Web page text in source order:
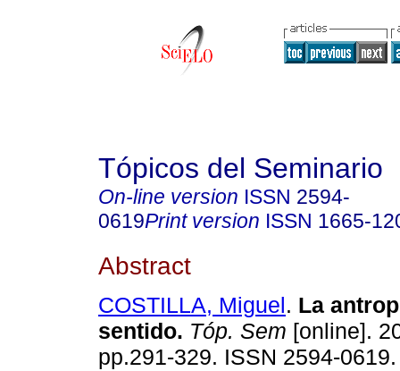
Tópicos del Seminario
On-line version ISSN 2594-
0619Print version ISSN 1665-
Abstract
COSTILLA, Miguel. La
sentido. Tóp. Sem [online].
pp.291-329. ISSN 2594-0619.